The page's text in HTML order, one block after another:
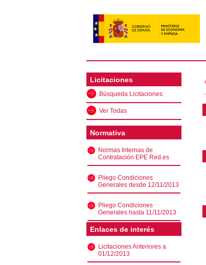
Licitaciones
Búsqueda Licitaciones
Ver Todas
Normativa
Normas Internas de
Contratación EPE Red.es
Pliego Condiciones
Generales desde 12/11/2013
Pliego Condiciones
Generales hasta 11/11/2013
Enlaces de interés
Licitaciones Anteriores a
01/12/2013